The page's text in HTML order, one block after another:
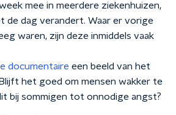
mee in meerdere ziekenhuizen,
de dag verandert. Waar er vorige
waren, zijn deze inmiddels vaak
documentaire een beeld van het
het goed om mensen wakker te
bij sommigen tot onnodige angst?